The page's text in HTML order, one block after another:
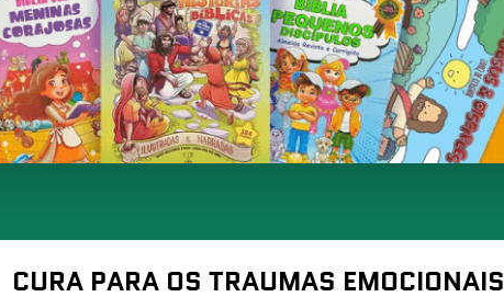
CURA PARA OS TRAUMAS EMOCIONAIS